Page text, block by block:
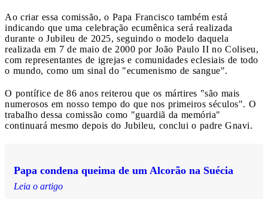
Ao criar essa comissão, o Papa Francisco também está
indicando que uma celebração ecumênica será realizada
durante o Jubileu de 2025, seguindo o modelo daquela
realizada em 7 de maio de 2000 por João Paulo II no Coliseu,
com representantes de igrejas e comunidades eclesiais de todo
o mundo, como um sinal do "ecumenismo de sangue".
O pontífice de 86 anos reiterou que os mártires "são mais
numerosos em nosso tempo do que nos primeiros séculos". O
trabalho dessa comissão como "guardiã da memória"
continuará mesmo depois do Jubileu, conclui o padre Gnavi.
Papa condena queima de um Alcorão na Suécia
Leia o artigo